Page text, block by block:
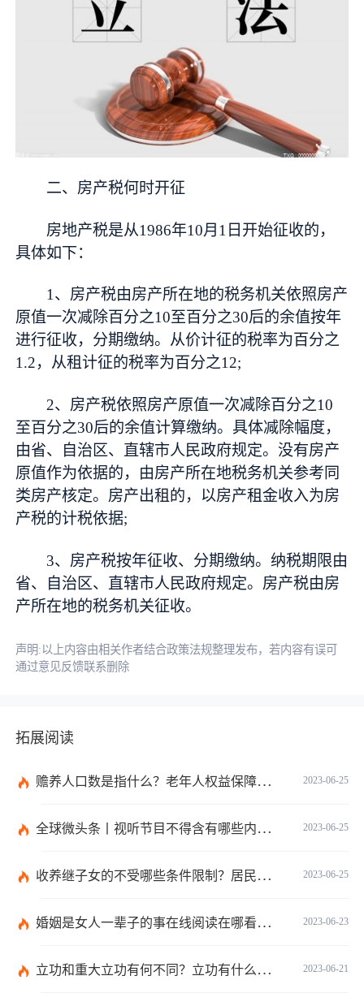
二、房产税何时开征
房地产税是从1986年10月1日开始征收的，
具体如下：
1、房产税由房产所在地的税务机关依照房产
原值一次减除百分之10至百分之30后的余值按年
进行征收，分期缴纳。从价计征的税率为百分之
1.2，从租计征的税率为百分之12;
2、房产税依照房产原值一次减除百分之10
至百分之30后的余值计算缴纳。具体减除幅度，
由省、自治区、直辖市人民政府规定。没有房产
原值作为依据的，由房产所在地税务机关参考同
类房产核定。房产出租的，以房产租金收入为房
产税的计税依据;
3、房产税按年征收、分期缴纳。纳税期限由
省、自治区、直辖市人民政府规定。房产税由房
产所在地的税务机关征收。
声明:以上内容由相关作者结合政策法规整理发布，若内容有误可
通过意见反馈联系删除
拓展阅读
2023-06-25
赡养人口数是指什么？老年人权益保障法第十四条的内容是什么？
2023-06-25
全球微头条丨视听节目不得含有哪些内容？网络视听监管新规的内容是什么？
2023-06-25
收养继子女的不受哪些条件限制？居民收养登记不受限制的情形有哪些？_热议
2023-06-23
婚姻是女人一辈子的事在线阅读在哪看？婚姻是女人一辈子的事讲的什么？|环球今日报
2023-06-21
立功和重大立功有何不同？立功有什么好处？